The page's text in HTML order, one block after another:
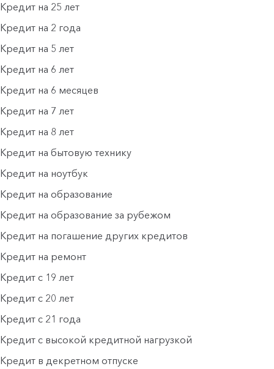
Кредит на 25 лет
Кредит на 2 года
Кредит на 5 лет
Кредит на 6 лет
Кредит на 6 месяцев
Кредит на 7 лет
Кредит на 8 лет
Кредит на бытовую технику
Кредит на ноутбук
Кредит на образование
Кредит на образование за рубежом
Кредит на погашение других кредитов
Кредит на ремонт
Кредит с 19 лет
Кредит с 20 лет
Кредит с 21 года
Кредит с высокой кредитной нагрузкой
Кредит в декретном отпуске